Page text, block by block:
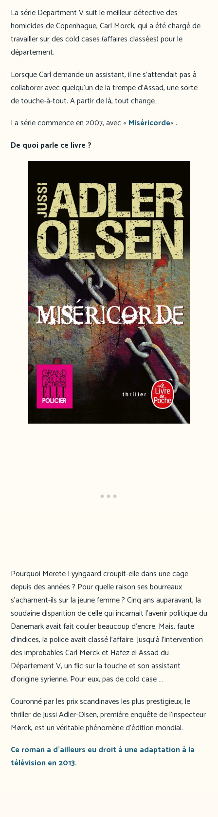
La série Department V suit le meilleur détective des
homicides de Copenhague, Carl Morck, qui a été chargé de
travailler sur des cold cases (affaires classées) pour le
département.
Lorsque Carl demande un assistant, il ne s’attendait pas à
collaborer avec quelqu’un de la trempe d’Assad, une sorte
de touche-à-tout. A partir de là, tout change…
La série commence en 2007, avec « Miséricorde« .
De quoi parle ce livre ?
Pourquoi Merete Lyyngaard croupit-elle dans une cage
depuis des années ? Pour quelle raison ses bourreaux
s’acharnent-ils sur la jeune femme ? Cinq ans auparavant, la
soudaine disparition de celle qui incarnait l’avenir politique du
Danemark avait fait couler beaucoup d’encre. Mais, faute
d’indices, la police avait classé l’affaire. Jusqu’à l’intervention
des improbables Carl Mørck et Hafez el Assad du
Département V, un flic sur la touche et son assistant
d’origine syrienne. Pour eux, pas de cold case …
Couronné par les prix scandinaves les plus prestigieux, le
thriller de Jussi Adler-Olsen, première enquête de l’inspecteur
Mørck, est un véritable phénomène d’édition mondial.
Ce roman a d’ailleurs eu droit à une adaptation à la
télévision en 2013.